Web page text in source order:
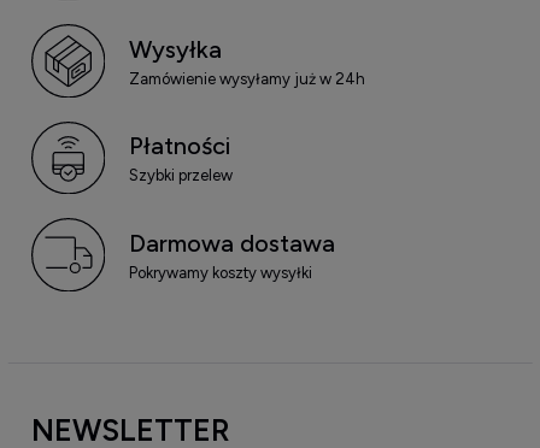
Wysyłka
Zamówienie wysyłamy już w 24h
Płatności
Szybki przelew
Darmowa dostawa
Pokrywamy koszty wysyłki
NEWSLETTER